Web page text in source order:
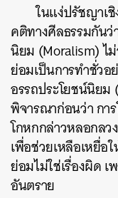
ในแง่ปรัชญาเ
คติทางศีลธรรมกัน
นิยม (Moralism) ไ
ย่อมเป็นการทำชั่วอ
อรรถประโยชน์นิย
พิจารณาก่อนว่า กา
โกหกกล่าวหลอกล
เพื่อช่วยเหลือเหยื่อ
ย่อมไม่ใช่เรื่องผิด
อันตราย